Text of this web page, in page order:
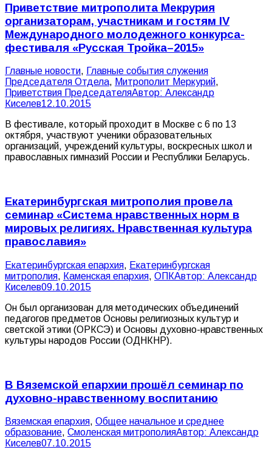
Приветствие митрополита Мекрурия
организаторам, участникам и гостям IV
Международного молодежного конкурса-
фестиваля «Русская Тройка–2015»
Главные новости, Главные события служения
Председателя Отдела, Митрополит Меркурий,
Приветствия ПредседателяАвтор: Александр
Киселев12.10.2015
В фестивале, который проходит в Москве с 6 по 13
октября, участвуют ученики образовательных
организаций, учреждений культуры, воскресных школ и
православных гимназий России и Республики Беларусь.
Екатеринбургская митрополия провела
семинар «Система нравственных норм в
мировых религиях. Нравственная культура
православия»
Екатеринбургская епархия, Екатеринбургская
митрополия, Каменская епархия, ОПКАвтор: Александр
Киселев09.10.2015
Он был организован для методических объединений
педагогов предметов Основы религиозных культур и
светской этики (ОРКСЭ) и Основы духовно-нравственных
культуры народов России (ОДНКНР).
В Вяземской епархии прошёл семинар по
духовно-нравственному воспитанию
Вяземская епархия, Общее начальное и среднее
образование, Смоленская митрополияАвтор: Александр
Киселев07.10.2015